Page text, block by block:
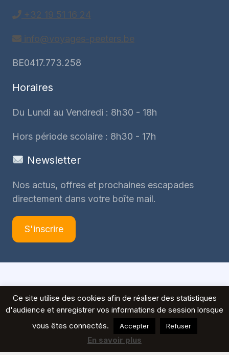
+32 19 51 16 24
info@voyages-peeters.be
BE0417.773.258
Horaires
Du Lundi au Vendredi : 8h30 - 18h
Hors période scolaire : 8h30 - 17h
Newsletter
Nos actus, offres et prochaines escapades
directement dans votre boîte mail.
S'inscrire
Ce site utilise des cookies afin de réaliser des statistiques
d'audience et enregistrer vos informations de session lorsque
vous êtes connectés.
Accepter Refuser
En savoir plus